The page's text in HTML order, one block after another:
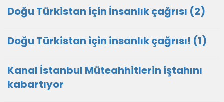
Doğu Türkistan için İnsanlık çağrısı (2)
Doğu Türkistan için insanlık çağrısı! (1)
Kanal İstanbul Müteahhitlerin iştahını
kabartıyor